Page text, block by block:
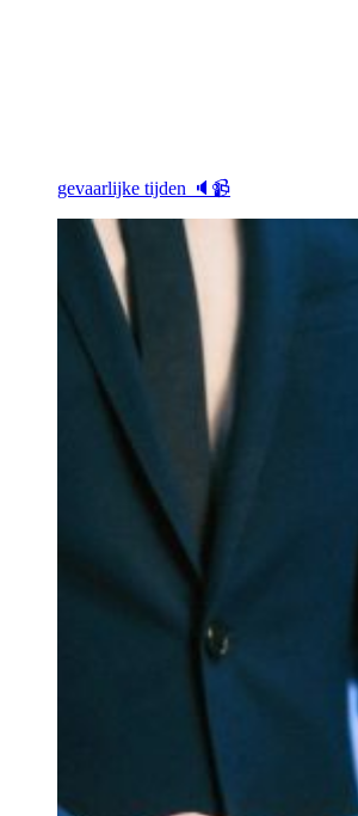
gevaarlijke tijden 🔈📹